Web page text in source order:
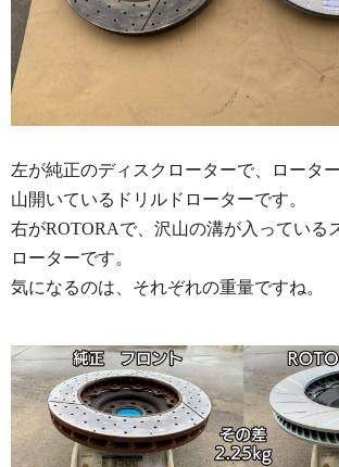
左が純正のディスクローターで、ロータ
山開いているドリルドローターです。
右がROTORAで、沢山の溝が入っている
ローターです。
気になるのは、それぞれの重量ですね。